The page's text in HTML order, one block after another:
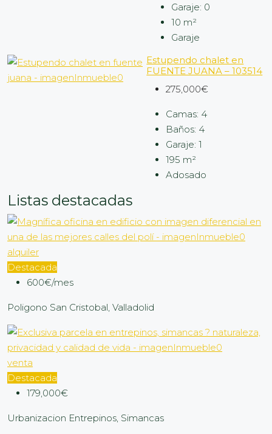
Garaje: 0
10 m²
Garaje
Estupendo chalet en
FUENTE JUANA – 103514
275,000€
Camas: 4
Baños: 4
Garaje: 1
195 m²
Adosado
Listas destacadas
alquiler
Destacada
600€/mes
Poligono San Cristobal, Valladolid
venta
Destacada
179,000€
Urbanizacion Entrepinos, Simancas